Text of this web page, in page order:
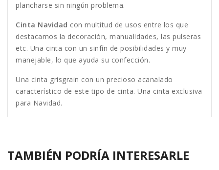
plancharse sin ningún problema.
Cinta Navidad con multitud de usos entre los que
destacamos la decoración, manualidades, las pulseras
etc. Una cinta con un sinfín de posibilidades y muy
manejable, lo que ayuda su confección.
Una cinta grisgrain con un precioso acanalado
característico de este tipo de cinta. Una cinta exclusiva
para Navidad.
TAMBIÉN PODRÍA INTERESARLE